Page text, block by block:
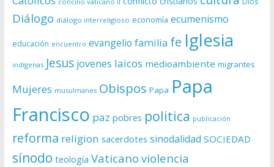
Diálogo diálogo interreligioso economía ecumenismo
educación encuentro evangelio familia fe Iglesia
indígenas Jesus jovenes laicos medioambiente migrantes
Mujeres musulmanes Obispos Papa Papa
Francisco paz pobres politica publicación
reforma religion sacerdotes sinodalidad SOCIEDAD
sínodo teología Vaticano violencia